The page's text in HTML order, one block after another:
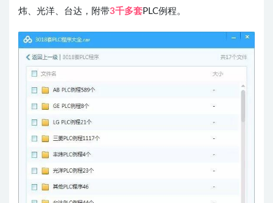
炜、光洋、台达， 附带3千多套PLC例程。